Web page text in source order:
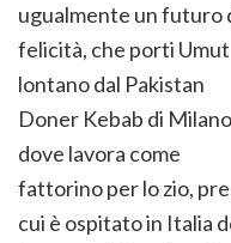
ugualmente un futuro
felicità, che porti Umut
lontano dal Pakistan
Doner Kebab di Milano
dove lavora come
fattorino per lo zio,
cui è ospitato in Italia